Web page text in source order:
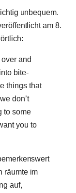
unbequem.
am 8.
and
bite-
things that
don’t
to some
you to
räumte im
auf,